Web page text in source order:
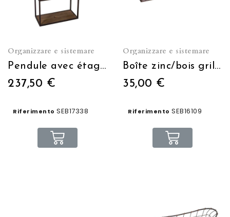
Organizzare e sistemare
Pendule avec étagères indus
237,50 €
Riferimento SEB17338
Organizzare e sistemare
Boîte zinc/bois grillagée
35,00 €
Riferimento SEB16109